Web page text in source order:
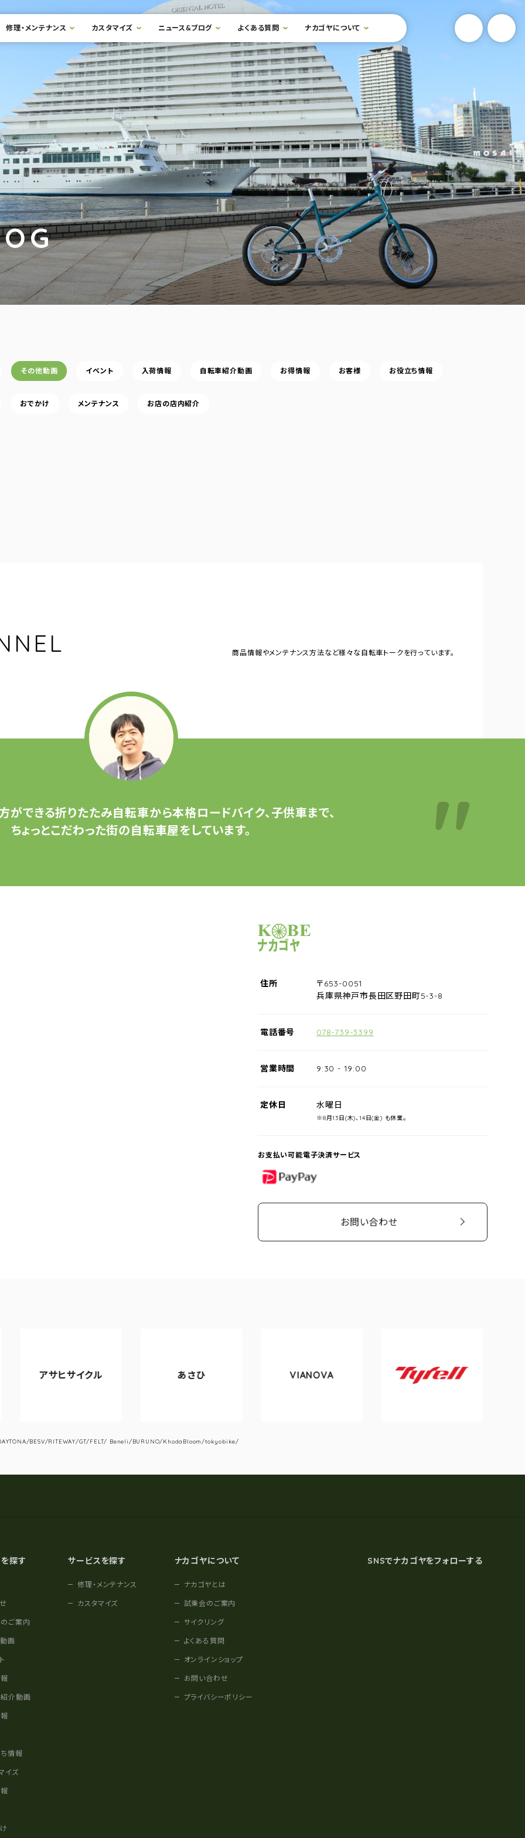
修理・メンテナンス カスタマイズ ニュース&ブログ よくある質問 ナカゴヤについて 検索フォームを開閉する YouTube
その他動画 イベント 入荷情報 自転車紹介動画 お得情報 お客様 お役立ち情報
おでかけ メンテナンス お店の店内紹介
商品情報やメンテナンス方法など様々な自転車トークを行っています。
ができる折りたたみ自転車から本格ロードバイク、子供車まで、
ちょっとこだわった街の自転車屋をしています。
サイクルショップナカゴヤ
住所
〒653-0051
兵庫県神戸市長田区野田町5-3-8
電話番号 078-739-3399
営業時間 9:30 - 19:00
定休日 水曜日
※8月13日(木)、14日(金) も休業。
お支払い可能電子決済サービス
PayPay
お問い合わせ
アサヒサイクル あさひ VIANOVA
Tyrell
BESV/RITEWAY/GT/FELT/ Beneli/BURUNO/KhodaBloom/tokyobike/
探す
ご案内
画
介動画
情報
イズ
サービスを探す
修理・メンテナンス
カスタマイズ
ナカゴヤについて
ナカゴヤとは
試乗会のご案内
サイクリング
よくある質問
オンラインショップ
お問い合わせ
プライバシーポリシー
SNSでナカゴヤをフォローする